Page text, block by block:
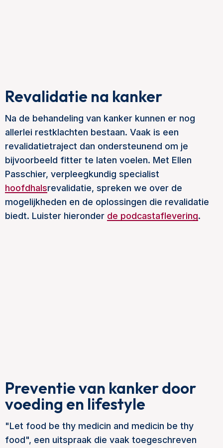
Revalidatie na kanker
Na de behandeling van kanker kunnen er nog
allerlei restklachten bestaan. Vaak is een
revalidatietraject dan ondersteunend om je
bijvoorbeeld fitter te laten voelen. Met Ellen
Passchier, verpleegkundig specialist
hoofdhalsrevalidatie, spreken we over de
mogelijkheden en de oplossingen die revalidatie
biedt. Luister hieronder de podcastaflevering.
Preventie van kanker door
voeding en lifestyle
"Let food be thy medicin and medicin be thy
food", een uitspraak die vaak toegeschreven